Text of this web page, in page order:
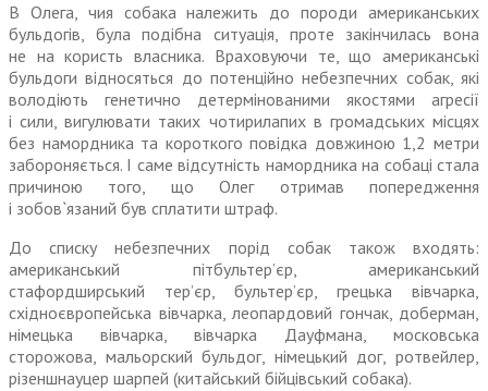
В Олега, чия собака належить до породи американських
бульдогів, була подібна ситуація, проте закінчилась вона
не на користь власника. Враховуючи те, що американські
бульдоги відносяться до потенційно небезпечних собак, які
володіють генетично детермінованими якостями агресії
і сили, вигулювати таких чотирилапих в громадських місцях
без намордника та короткого повідка довжиною 1,2 метри
забороняється. І саме відсутність намордника на собаці стала
причиною того, що Олег отримав попередження
і зобов`язаний був сплатити штраф.
До списку небезпечних порід собак також входять:
американський пітбультер’єр, американський
стафордширський тер’єр, бультер’єр, грецька вівчарка,
східноєвропейська вівчарка, леопардовий гончак, доберман,
німецька вівчарка, вівчарка Дауфмана, московська
сторожова, мальорский бульдог, німецький дог, ротвейлер,
різеншнауцер шарпей (китайський бійцівський собака).